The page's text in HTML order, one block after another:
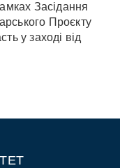
Засідання
Проєкту
у заході від